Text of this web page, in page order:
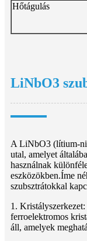
Hőtágulás
LiNbO3
A LiNbO3 (lítium-
utal, amelyet
használnak
eszközökben.Íme
szubsztrátokkal
1.
ferroelektromos
áll, amelyek